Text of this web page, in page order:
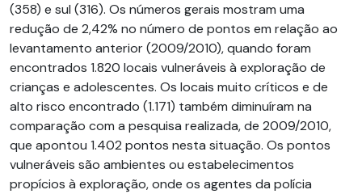
(358) e sul (316). Os números gerais mostram uma
redução de 2,42% no número de pontos em relação ao
levantamento anterior (2009/2010), quando foram
encontrados 1.820 locais vulneráveis à exploração de
crianças e adolescentes. Os locais muito críticos e de
alto risco encontrado (1.171) também diminuíram na
comparação com a pesquisa realizada, de 2009/2010,
que apontou 1.402 pontos nesta situação. Os pontos
vulneráveis são ambientes ou estabelecimentos
propícios à exploração, onde os agentes da polícia